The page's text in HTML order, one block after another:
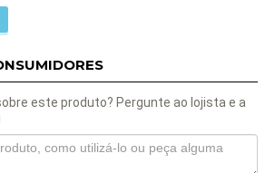
este produto? Pergunte ao lojista e a